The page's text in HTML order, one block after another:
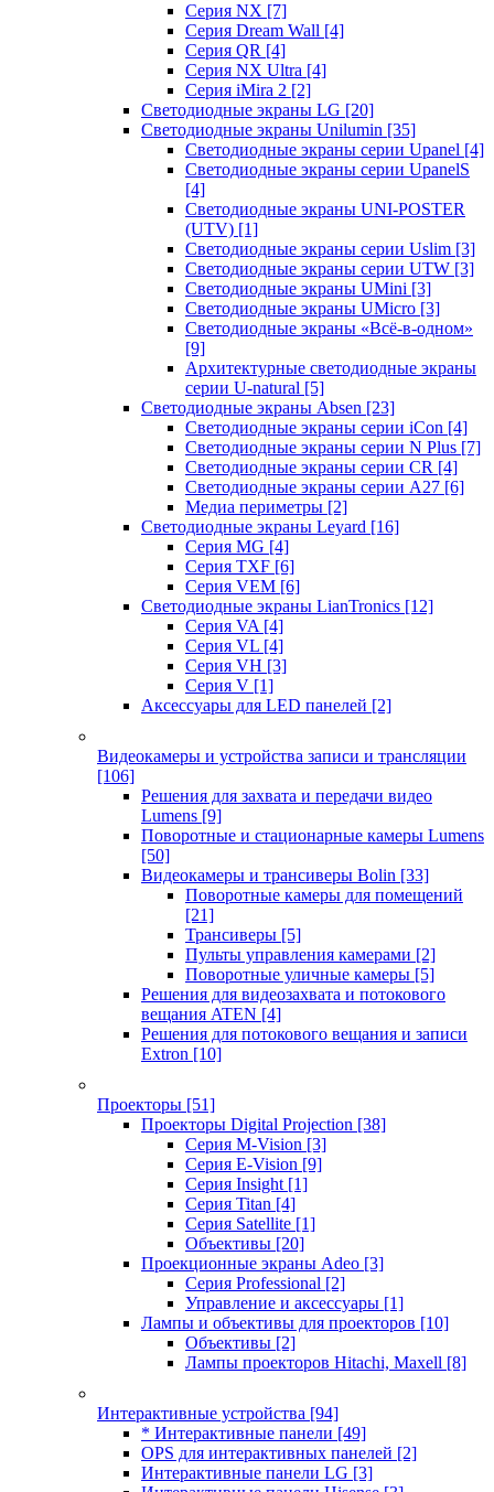
Серия NX [7]
Серия Dream Wall [4]
Серия QR [4]
Серия NX Ultra [4]
Серия iMira 2 [2]
Светодиодные экраны LG [20]
Светодиодные экраны Unilumin [35]
Светодиодные экраны серии Upanel [4]
Светодиодные экраны серии UpanelS
[4]
Светодиодные экраны UNI-POSTER
(UTV) [1]
Светодиодные экраны серии Uslim [3]
Светодиодные экраны серии UTW [3]
Светодиодные экраны UMini [3]
Светодиодные экраны UMicro [3]
Светодиодные экраны «Всё-в-одном»
[9]
Архитектурные светодиодные экраны
серии U-natural [5]
Светодиодные экраны Absen [23]
Светодиодные экраны серии iCon [4]
Светодиодные экраны серии N Plus [7]
Светодиодные экраны серии CR [4]
Светодиодные экраны серии А27 [6]
Медиа периметры [2]
Светодиодные экраны Leyard [16]
Серия MG [4]
Серия TXF [6]
Серия VEM [6]
Светодиодные экраны LianTronics [12]
Серия VA [4]
Серия VL [4]
Серия VH [3]
Серия V [1]
Аксессуары для LED панелей [2]
Видеокамеры и устройства записи и трансляции
[106]
Решения для захвата и передачи видео
Lumens [9]
Поворотные и стационарные камеры Lumens
[50]
Видеокамеры и трансиверы Bolin [33]
Поворотные камеры для помещений
[21]
Трансиверы [5]
Пульты управления камерами [2]
Поворотные уличные камеры [5]
Решения для видеозахвата и потокового
вещания ATEN [4]
Решения для потокового вещания и записи
Extron [10]
Проекторы [51]
Проекторы Digital Projection [38]
Серия M-Vision [3]
Серия E-Vision [9]
Серия Insight [1]
Серия Titan [4]
Серия Satellite [1]
Объективы [20]
Проекционные экраны Adeo [3]
Серия Professional [2]
Управление и аксессуары [1]
Лампы и объективы для проекторов [10]
Объективы [2]
Лампы проекторов Hitachi, Maxell [8]
Интерактивные устройства [94]
* Интерактивные панели [49]
OPS для интерактивных панелей [2]
Интерактивные панели LG [3]